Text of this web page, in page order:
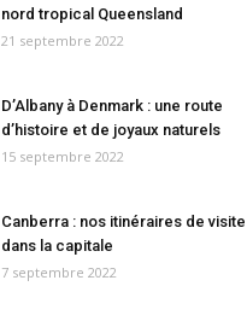
nord tropical Queensland
21 septembre 2022
D’Albany à Denmark : une route
d’histoire et de joyaux naturels
15 septembre 2022
Canberra : nos itinéraires de visite
dans la capitale
7 septembre 2022